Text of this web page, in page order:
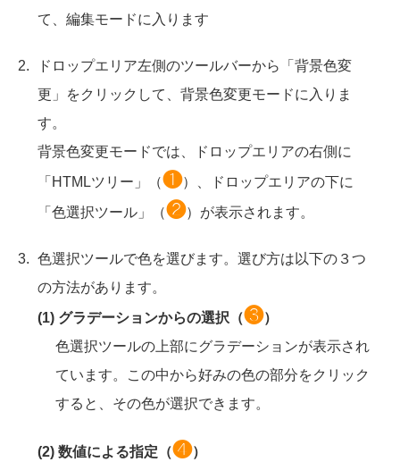
て、編集モードに入ります
ドロップエリア左側のツールバーから「背景色変
更」をクリックして、背景色変更モードに入りま
す。
背景色変更モードでは、ドロップエリアの右側に
「HTMLツリー」（❶）、ドロップエリアの下に
「色選択ツール」（❷）が表示されます。
色選択ツールで色を選びます。選び方は以下の３つ
の方法があります。
(1) グラデーションからの選択（❸）
色選択ツールの上部にグラデーションが表示され
ています。この中から好みの色の部分をクリック
すると、その色が選択できます。
(2) 数値による指定（❹）